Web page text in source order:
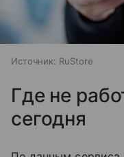
Источник: RuStore
Где не
сегодня